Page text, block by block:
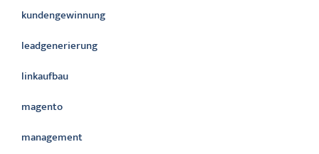
kundengewinnung
leadgenerierung
linkaufbau
magento
management